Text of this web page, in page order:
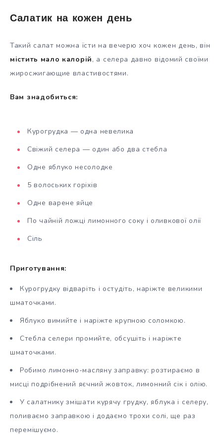
Салатик на кожен день
Такий салат можна їсти на вечерю хоч кожен день, він
містить мало калорій, а селера давно відомий своїми
жиросжигающие властивостями.
Вам знадобиться:
Курогрудка — одна невелика
Свіжий селера — один або два стебла
Одне яблуко несолодке
5 волоських горіхів
Одне варене яйце
По чайній ложці лимонного соку і оливкової олії
Сіль
Приготування:
Курогрудку відваріть і остудіть, наріжте великими
шматочками.
Яблуко вимийте і наріжте крупною соломкою.
Стебла селери промийте, обсушіть і наріжте
шматочками.
Робимо лимонно-масляну заправку: розтираємо в
мисці подрібнений яєчний жовток, лимонний сік і олію.
У салатнику змішати курячу грудку, яблука і селеру,
поливаємо заправкою і додаємо трохи солі, ще раз
перемішуємо.